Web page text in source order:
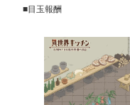
■目玉報酬